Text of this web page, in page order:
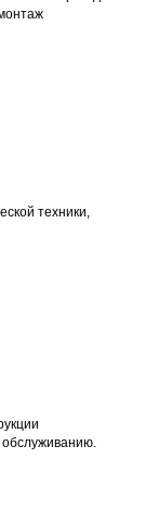
техники,
обслуживанию.